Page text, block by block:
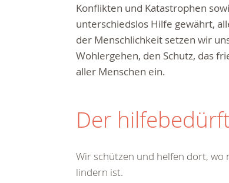
Kostenlose DRK-
Hotline.
Wir beraten Sie
gerne.
08000365
kostenfrei
rund um die Uhr
Konflikten und Katastrophen
unterschiedslos Hilfe gewährt,
der Menschlichkeit setzen wir
Wohlergehen, den Schutz, das
aller Menschen ein.
Der
Wir schützen und helfen dort, wo
lindern ist.